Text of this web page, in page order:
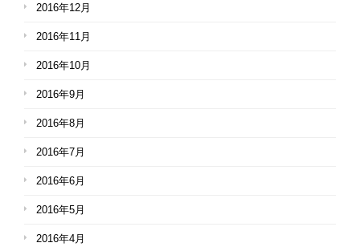
2016年12月
2016年11月
2016年10月
2016年9月
2016年8月
2016年7月
2016年6月
2016年5月
2016年4月